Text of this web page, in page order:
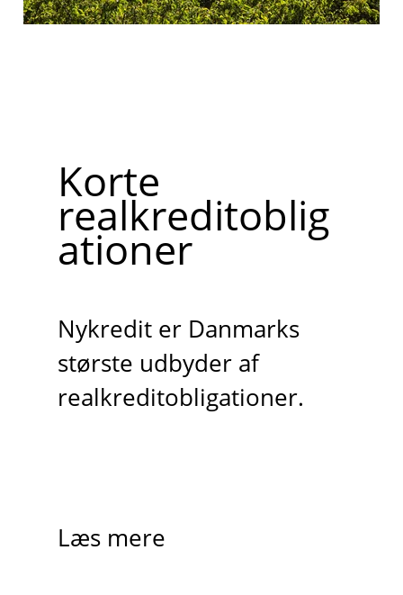
Korte
realkreditoblig
ationer
Nykredit er Danmarks
største udbyder af
realkreditobligationer.
Læs mere